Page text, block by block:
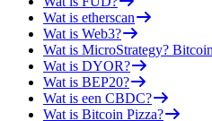
Wat is etherscan
Wat is Web3?
Wat is MicroStrategy?
Wat is DYOR?
Wat is BEP20?
Wat is een CBDC?
Wat is Bitcoin Pizza?